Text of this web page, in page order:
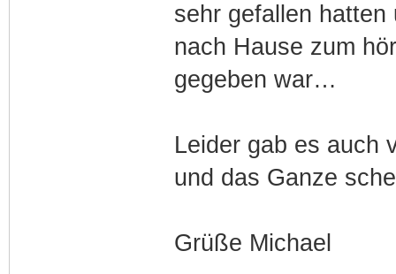
sehr gefallen
nach Hause zum
gegeben war…
Leider gab es auch
und das Ganze
Grüße Michael